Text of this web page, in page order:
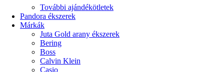
További ajándékötletek
Pandora ékszerek
Márkák
Juta Gold arany ékszerek
Bering
Boss
Calvin Klein
Casio